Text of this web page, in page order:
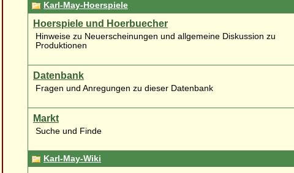
Karl-May-Hoerspiele
Hoerspiele und Hoerbuecher
Hinweise zu Neuerscheinungen und allgemeine Diskussion zu
Produktionen
Datenbank
Fragen und Anregungen zu dieser Datenbank
Markt
Suche und Finde
Karl-May-Wiki